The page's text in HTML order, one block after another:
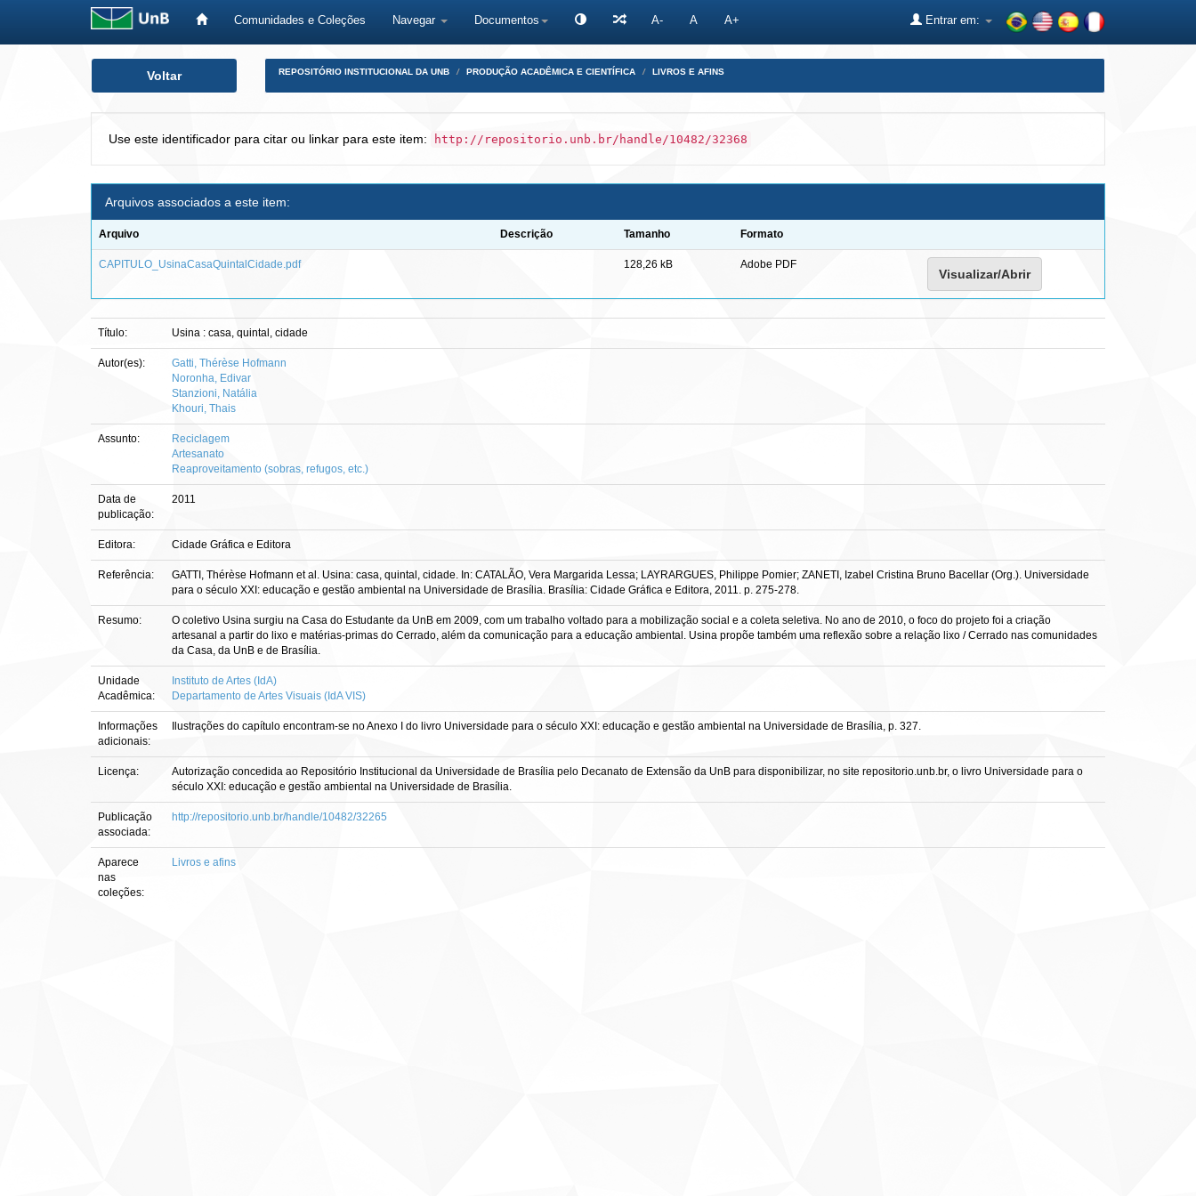
Comunidades e Coleções Navegar Documentos A- A A+ Entrar em:
Voltar REPOSITÓRIO INSTITUCIONAL DA UNB PRODUÇÃO ACADÊMICA E CIENTÍFICA LIVROS E AFINS
Use este identificador para citar ou linkar para este item: http://repositorio.unb.br/handle/10482/32368
Arquivos associados a este item:
Arquivo Descrição Tamanho Formato
CAPITULO_UsinaCasaQuintalCidade.pdf 128,26 kB Adobe PDF
Visualizar/Abrir
Título: Usina : casa, quintal, cidade
Autor(es):
Gatti, Thérèse Hofmann
Noronha, Edivar
Stanzioni, Natália
Khouri, Thais
Assunto:
Reciclagem
Artesanato
Reaproveitamento (sobras, refugos, etc.)
Data de
publicação:
2011
Editora: Cidade Gráfica e Editora
Referência:
GATTI, Thérèse Hofmann et al. Usina: casa, quintal, cidade. In: CATALÃO, Vera Margarida Lessa; LAYRARGUES, Philippe Pomier; ZANETI, Izabel Cristina Bruno Bacellar (Org.). Universidade
para o século XXI: educação e gestão ambiental na Universidade de Brasília. Brasília: Cidade Gráfica e Editora, 2011. p. 275-278.
Resumo:
O coletivo Usina surgiu na Casa do Estudante da UnB em 2009, com um trabalho voltado para a mobilização social e a coleta seletiva. No ano de 2010, o foco do projeto foi a criação
artesanal a partir do lixo e matérias-primas do Cerrado, além da comunicação para a educação ambiental. Usina propõe também uma reflexão sobre a relação lixo / Cerrado nas comunidades
da Casa, da UnB e de Brasília.
Unidade
Acadêmica:
Instituto de Artes (IdA)
Departamento de Artes Visuais (IdA VIS)
Informações
adicionais:
Ilustrações do capítulo encontram-se no Anexo I do livro Universidade para o século XXI: educação e gestão ambiental na Universidade de Brasília, p. 327.
Licença:
Autorização concedida ao Repositório Institucional da Universidade de Brasília pelo Decanato de Extensão da UnB para disponibilizar, no site repositorio.unb.br, o livro Universidade para o
século XXI: educação e gestão ambiental na Universidade de Brasília.
Publicação
associada:
http://repositorio.unb.br/handle/10482/32265
Aparece
nas
coleções:
Livros e afins